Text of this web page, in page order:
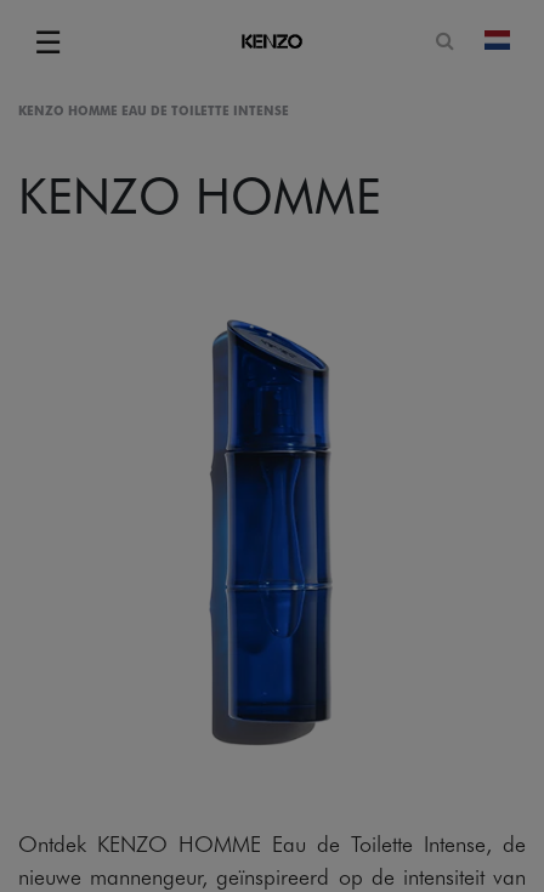
☰
Menu
Open
KENZO HOMME EAU DE TOILETTE INTENSE
KENZO HOMME
Ontdek KENZO HOMME Eau de Toilette Intense, de
nieuwe mannengeur, geïnspireerd op de intensiteit van